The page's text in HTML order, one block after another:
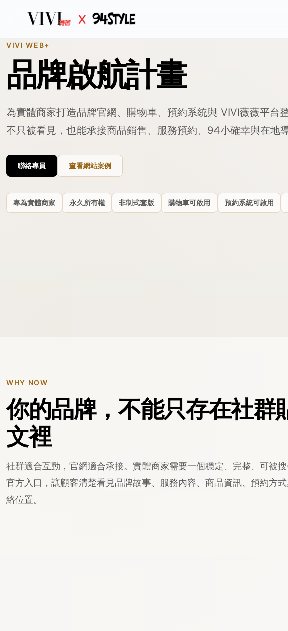
VIVI WEB+
品牌啟航計畫
為實體商家打造品牌官網、購物車、預約系統與 VIVI薇薇平台
不只被看見，也能承接商品銷售、服務預約、94小確幸與在地導
聯絡專員 查看網站案例
專為實體商家 永久所有權 非制式套版 購物車可啟用 預約系統可啟用
WHY NOW
你的品牌，不能只存在社群
文裡
社群適合互動，官網適合承接。實體商家需要一個穩定、完整、可被
官方入口，讓顧客清楚看見品牌故事、服務內容、商品資訊、預約方
絡位置。